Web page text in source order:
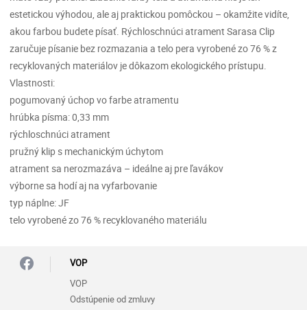
estetickou výhodou, ale aj praktickou pomôckou – okamžite vidíte,
akou farbou budete písať. Rýchloschnúci atrament Sarasa Clip
zaručuje písanie bez rozmazania a telo pera vyrobené zo 76 % z
recyklovaných materiálov je dôkazom ekologického prístupu.
Vlastnosti:
pogumovaný úchop vo farbe atramentu
hrúbka písma: 0,33 mm
rýchloschnúci atrament
pružný klip s mechanickým úchytom
atrament sa nerozmazáva – ideálne aj pre ľavákov
výborne sa hodí aj na vyfarbovanie
typ náplne: JF
telo vyrobené zo 76 % recyklovaného materiálu
VOP
VOP
Odstúpenie od zmluvy